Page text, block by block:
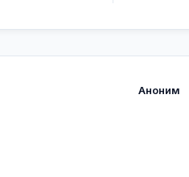
Аноним